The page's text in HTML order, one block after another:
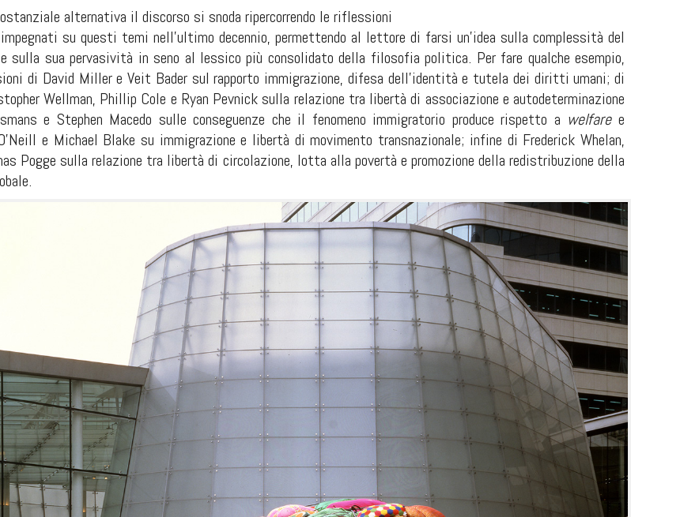
alternativa il discorso si snoda ripercorrendo le riflessioni
su questi temi nell’ultimo decennio, permettendo al lettore di farsi un’idea sulla complessità del
sulla sua pervasività in seno al lessico più consolidato della filosofia politica. Per fare qualche esempio,
di David Miller e Veit Bader sul rapporto immigrazione, difesa dell’identità e tutela dei diritti umani; di
Wellman, Phillip Cole e Ryan Pevnick sulla relazione tra libertà di associazione e autodeterminazione
e Stephen Macedo sulle conseguenze che il fenomeno immigratorio produce rispetto a welfaree
e Michael Blake su immigrazione e libertà di movimento transnazionale; infine di Frederick Whelan,
Pogge sulla relazione tra libertà di circolazione, lotta alla povertà e promozione della redistribuzione della